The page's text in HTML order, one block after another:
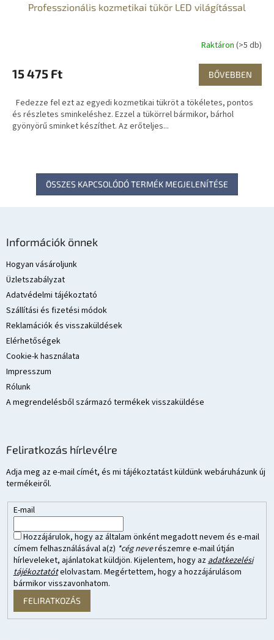
Professzionális kozmetikai tükör LED világítással
Raktáron (>5 db)
15 475 Ft BŐVEBBEN
Fedezze fel ezt az egyedi kozmetikai tükröt a tökéletes, pontos
és részletes sminkeléshez. Ezzel a tükörrel bármikor, bárhol
gyönyörű sminket készíthet. Az erőteljes...
ÖSSZES KAPCSOLÓDÓ TERMÉK MEGJELENÍTÉSE
Információk önnek
Hogyan vásároljunk
Üzletszabályzat
Adatvédelmi tájékoztató
Szállítási és fizetési módok
Reklamációk és visszaküldések
Elérhetőségek
Cookie-k használata
Impresszum
Rólunk
A megrendelésből származó termékek visszaküldése
Feliratkozás hírlevélre
Adja meg az e-mail címét, és mi tájékoztatást küldünk webáruházunk új
termékeiről.
E-mail
Hozzájárulok, hogy az általam önként megadott nevem és e-mail
címem felhasználásával a(z) *cég neverészemre e-mail útján
hírleveleket, ajánlatokat küldjön. Kijelentem, hogy azadatkezelési
tájékoztatótelolvastam. Megértettem, hogy a hozzájárulásom
bármikor visszavonhatom.
FELIRATKOZÁS